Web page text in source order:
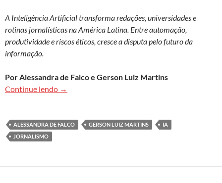
A Inteligência Artificial transforma redações, universidades e
rotinas jornalísticas na América Latina. Entre automação,
produtividade e riscos éticos, cresce a disputa pelo futuro da
informação.
Por Alessandra de Falco e Gerson Luiz Martins
Continue lendo IA, jornalismo e o desafio de preservar a
→
ALESSANDRA DE FALCO GERSON LUIZ MARTINS
IA
JORNALISMO